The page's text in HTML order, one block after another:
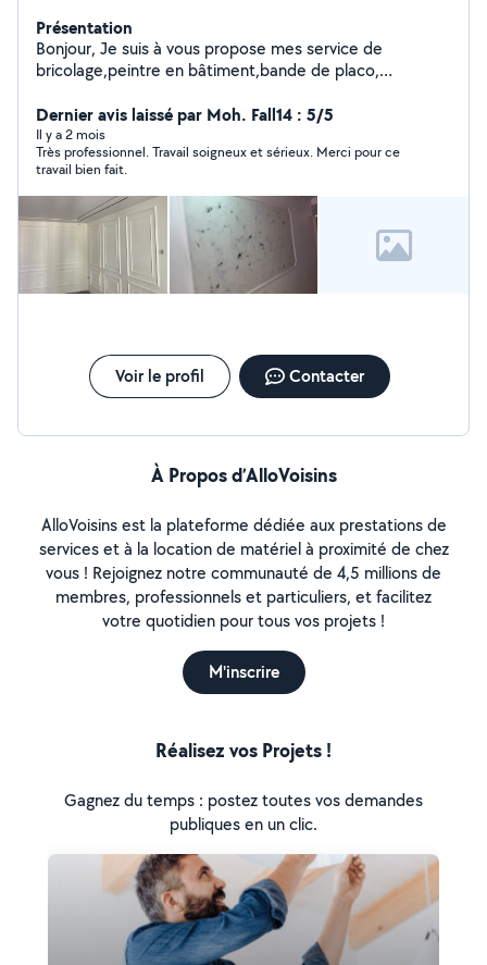
Présentation
Bonjour, Je suis à vous propose mes service de
bricolage,peintre en bâtiment,bande de placo,
éventuellement faire de la mécanique n'hésitez pas à
me contacter pour plus de question
Dernier avis laissé par Moh. Fall14 : 5/5
Il y a 2 mois
Très professionnel. Travail soigneux et sérieux. Merci pour ce
travail bien fait.
Voir le profil Contacter
À Propos d’AlloVoisins
AlloVoisins est la plateforme dédiée aux prestations de
services et à la location de matériel à proximité de chez
vous ! Rejoignez notre communauté de 4,5 millions de
membres, professionnels et particuliers, et facilitez
votre quotidien pour tous vos projets !
M'inscrire
Réalisez vos Projets !
Gagnez du temps : postez toutes vos demandes
publiques en un clic.